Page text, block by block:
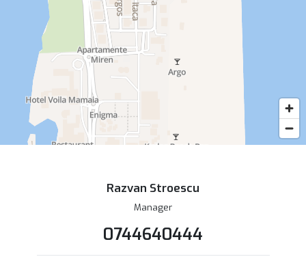
Razvan Stroescu
Manager
0744640444